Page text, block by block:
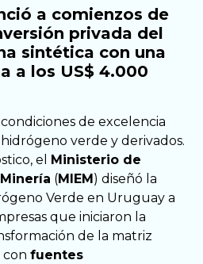
a comienzos de
privada del
sintética con una
a los US$ 4.000
de excelencia
verde y derivados.
el
Ministerio de
(MIEM ) diseñó la
Verde en Uruguay a
que iniciaron la
de la matriz
fuentes